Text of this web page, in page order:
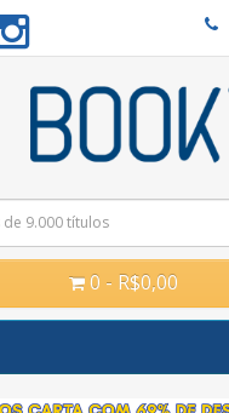
0 - R$0,00